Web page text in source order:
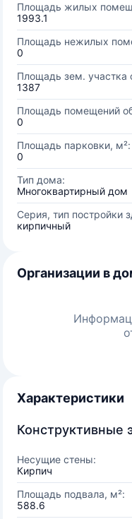
Площадь жилых
1993.1
Площадь нежилых
0
Площадь зем. участка
1387
Площадь помещений
0
Площадь парковки, м²:
0
Тип дома:
Многоквартирный дом
Серия, тип постройки
кирпичный
Организации в
Характеристики
Конструктивные
Несущие стены:
Кирпич
Площадь подвала, м²:
588.6